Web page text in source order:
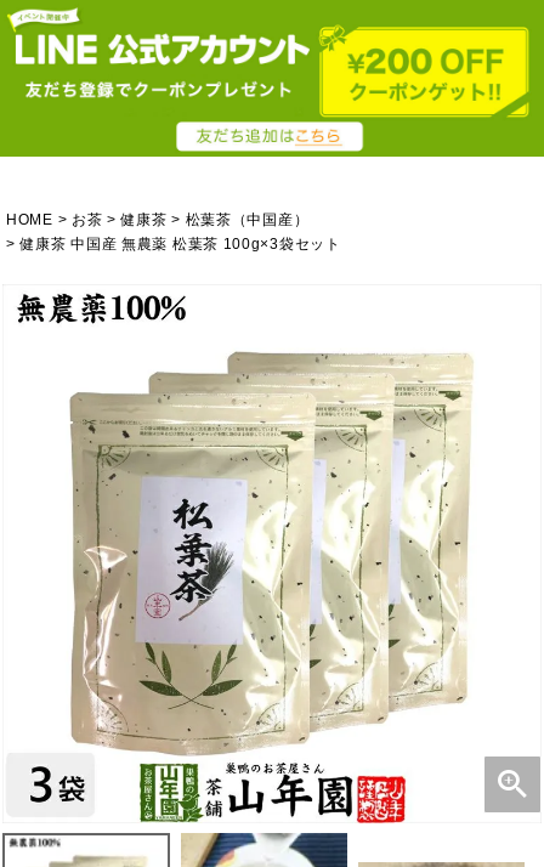
HOME お茶 健康茶
松葉茶（中国産）
健康茶 中国産 無農薬 松葉茶 100g×3袋セット